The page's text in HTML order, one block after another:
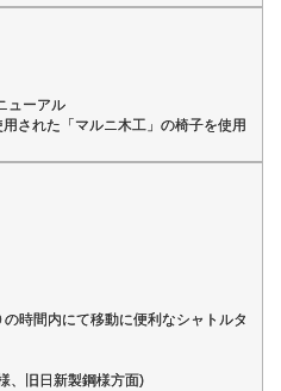
ューアル
された「マルニ木工」の椅子を使用
の時間内にて移動に便利なシャトルタ
、旧日新製鋼様方面)